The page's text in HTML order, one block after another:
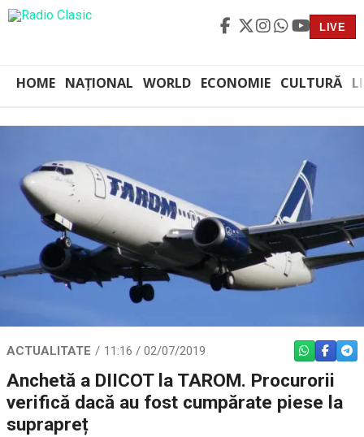
LIVE
HOME NAȚIONAL WORLD ECONOMIE CULTURĂ
ACTUALITATE 11:16 / 02/07/2019 WHATSAPP
Anchetă a DIICOT la TAROM. Procurorii
verifică dacă au fost cumpărate piese la
suprapreț